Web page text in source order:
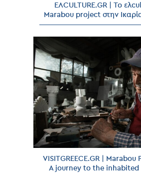
ΕΛCULTURE.GR | Το
Marabou project στην
VISITGREECE.GR |
A journey to the inhabited